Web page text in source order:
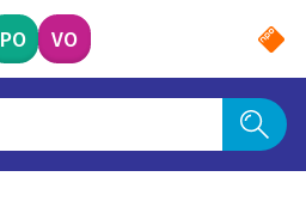
PO VO